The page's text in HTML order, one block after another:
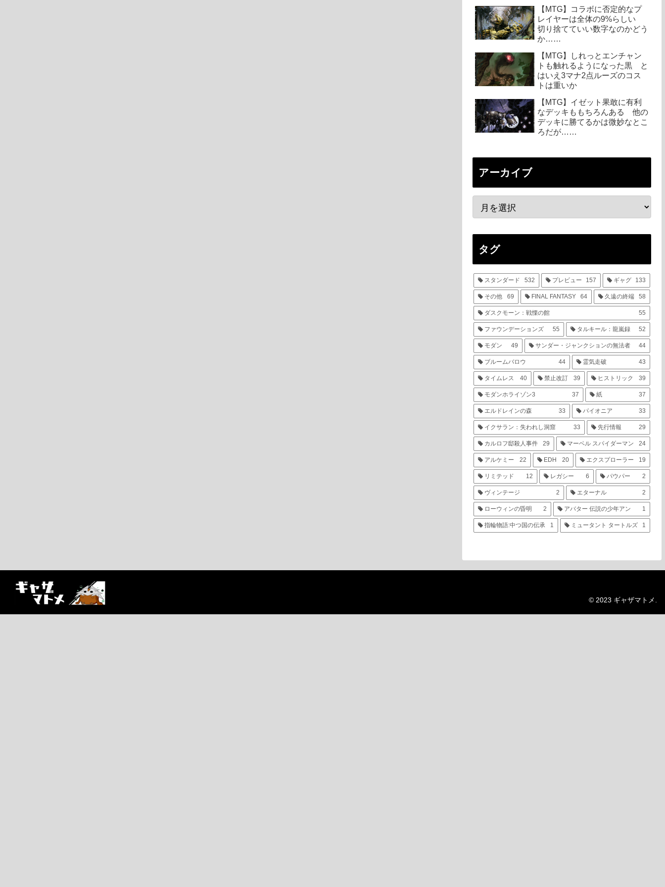
【MTG】コラボに否定的なプ
レイヤーは全体の9%らしい
切り捨てていい数字なのかどう
か……
【MTG】しれっとエンチャン
トも触れるようになった黒 と
はいえ3マナ2点ルーズのコス
トは重いか
【MTG】イゼット果敢に有利
なデッキももちろんある 他の
デッキに勝てるかは微妙なとこ
ろだが……
アーカイブ
タグ
スタンダード 532 プレビュー 157 ギャグ 133
その他 69 FINAL FANTASY 64 久遠の終端 58
ダスクモーン：戦慄の館 55
ファウンデーションズ 55 タルキール：龍嵐録 52
モダン 49 サンダー・ジャンクションの無法者 44
ブルームバロウ 44 霊気走破 43
タイムレス 40 禁止改訂 39 ヒストリック 39
モダンホライゾン3 37 紙 37
エルドレインの森 33 パイオニア 33
イクサラン：失われし洞窟 33 先行情報 29
カルロフ邸殺人事件 29 マーベル スパイダーマン 24
アルケミー 22 EDH 20 エクスプローラー 19
リミテッド 12 レガシー 6 パウパー 2
ヴィンテージ 2 エターナル 2
ローウィンの昏明 2 アバター 伝説の少年アン 1
指輪物語:中つ国の伝承 1 ミュータント タートルズ 1
© 2023 ギャザマトメ.